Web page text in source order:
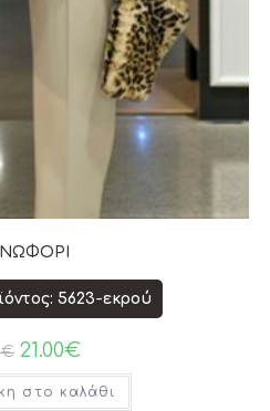
5623-εκρού
€ 21.00€
στο καλάθι